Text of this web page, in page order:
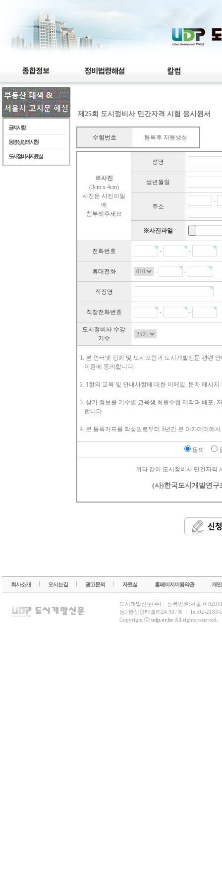
공지사항
동영상강의 시청
도시정비사 자료실
제25회 도시정비사 민간자격 시험 응시원서
수험번호 등록후 자동생성
※사진
(3cm x 4cm)
사진은 사진파일
에
첨부해주세요
성명
생년월일
주소
-
※사진파일
전화번호 - -
휴대전화 - -
직장명
직장전화번호 - -
도시정비사 수강
기수
1. 본 인터넷 강좌 및 도시포럼과 도시개발신문 관련
이용에 동의합니다.
2. 1항의 교육 및 안내사항에 대한 이메일, 문자 메시지
3. 상기 정보를 기수별 교육생 회원수첩 제작과 배포,
합니다.
4. 본 등록카드를 작성일로부터 5년간 본 아카데미에
동의
위와 같이 도시정비사 민간자격
(사)한국도시개발연구
회사소개 오시는길 광고문의 자료실 홈페이지이용약관 개
도시개발신문(주)
등록번호:서울,아
동) 한신인터밸리24 907호
Tel:02-2183-
Copyright ⓒ udp.or.krAll rights reserved.